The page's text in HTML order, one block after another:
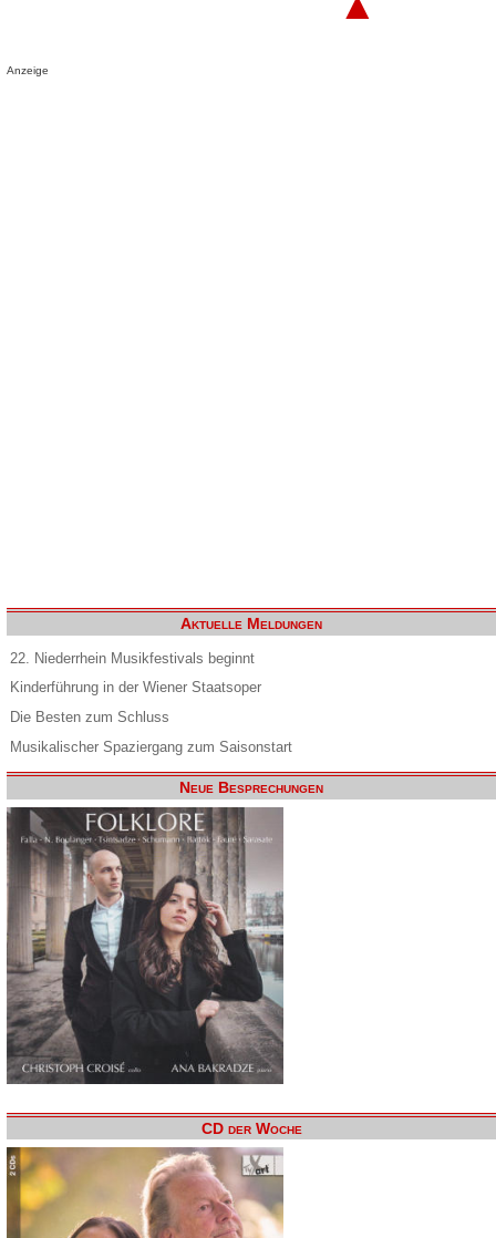
Anzeige
Aktuelle Meldungen
22. Niederrhein Musikfestivals beginnt
Kinderführung in der Wiener Staatsoper
Die Besten zum Schluss
Musikalischer Spaziergang zum Saisonstart
Neue Besprechungen
CD der Woche